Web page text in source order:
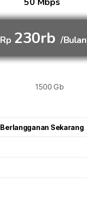
Rp 230rb /Bulan
1500 Gb
Berlangganan Sekarang